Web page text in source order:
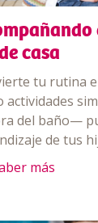
casa
tu rutina
actividades
del baño—
de tus
más